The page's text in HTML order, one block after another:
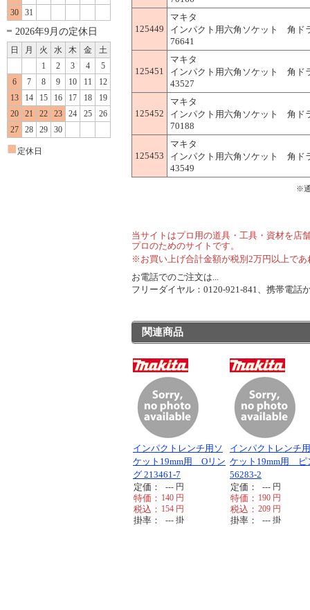
30
31
2026年9月の定休日
日 月 火 水 木 金
土
1
2 3 4
5
6
7 8 9 10 11
12
13
14 15 16 17 18
19
20
21 22 23 24 25
26
27
28 29 30
■ 定休日
125449
マキタ
インパクト用六角ソケット 角ド
76641
125451
マキタ
インパクト用六角ソケット 角ド
43527
125452
マキタ
インパクト用六角ソケット 角ド
70188
125453
マキタ
インパクト用六角ソケット 角ド
43549
※
当サイトはプロ用の道具・工具・資材を店
プロのためのサイトです。
※お買い上げ合計金額が税別2万円以上で
お電話でのご注文は...
フリーダイヤル：0120-921-841、携帯電
関連商品
インパクトレンチ用ソ
ケット19mm用 Oリン
グ 213461-7
定価：
--- 円
特価： 140 円
税込： 154 円
掛率： --- 掛
インパクトレンチ
ケット19mm用 ピ
56283-2
定価：
--- 円
特価： 190 円
税込： 209 円
掛率： --- 掛